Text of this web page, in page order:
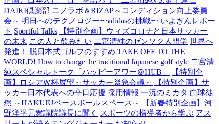
DAIKI倶楽部 ニノラボ＆RIZAP～コンディション向上委員
会～ 明日へのテクノロジー〜adidasの挑戦〜 いよぎんレポー
ト Sportful Talks
【特別企画】ウィズコロナと日本サッカー
の未来 この人と飲みたい 二宮清純のゼンソク人間学 世界へ
発進！ 脱日本式ゴルフのすすめ TAKE OFF TO THE
WORLD! How to change the traditional Japanese golf style 二宮清
純スペシャルトーク「ハッピーアワー＠HUB」
【特別企
画】ロシアＷ杯展望～サッカー緊急会議～
【特別企画】サ
ッカー日本代表への辛口応援 採用情報 一流のミカタ 白球徒
然 ～HAKUJUベースボールスペース～
【新春特別企画】河
野洋平元衆議院議長に聞く
スポーツの指導者から学ぶ アス